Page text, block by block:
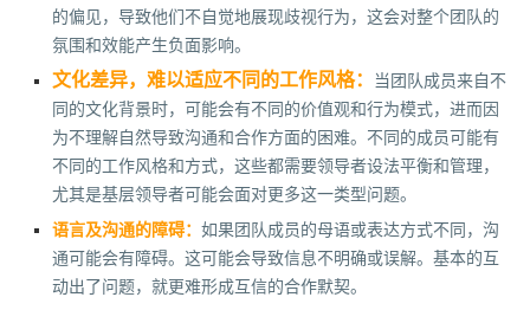
的偏见，导致他们不自觉地展现歧视行为，这会对整个团队的
氛围和效能产生负面影响。
文化差异，难以适应不同的工作风格：
当团队成员来自不
同的文化背景时，可能会有不同的价值观和行为模式，进而因
为不理解自然导致沟通和合作方面的困难。不同的成员可能有
不同的工作风格和方式，这些都需要领导者设法平衡和管理，
尤其是基层领导者可能会面对更多这一类型问题。
语言及沟通的障碍： 如果团队成员的母语或表达方式不同，沟
通可能会有障碍。这可能会导致信息不明确或误解。基本的互
动出了问题，就更难形成互信的合作默契。